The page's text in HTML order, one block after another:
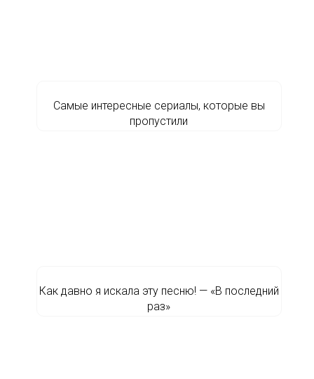
Самые интересные сериалы, которые вы
пропустили
Как давно я искала эту песню! — «В последний
раз»